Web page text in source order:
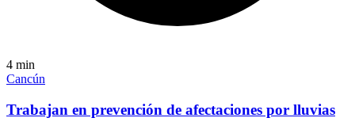
4 min
Cancún
Trabajan en prevención de afectaciones por lluvias